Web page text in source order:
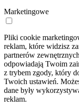
Marketingowe
Pliki cookie
reklam, które widzisz
partnerów
odpowiadają Twoim
z trybem zgody, który
Twoich ustawień.
dane były
reklam.